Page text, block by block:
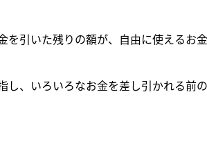
引いた残りの額が、自由に使えるお
、いろいろなお金を差し引かれる前の